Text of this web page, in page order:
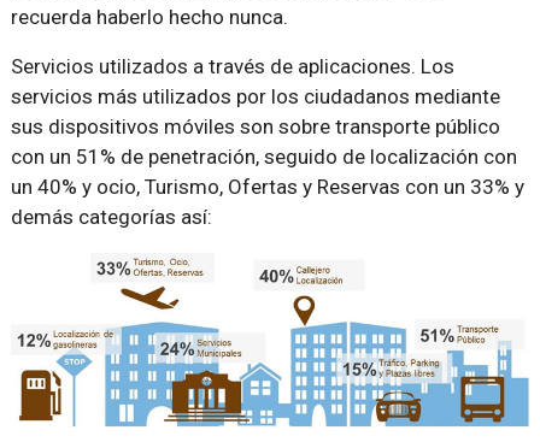
recuerda haberlo hecho nunca.
Servicios utilizados a través de aplicaciones. Los
servicios más utilizados por los ciudadanos mediante
sus dispositivos móviles son sobre transporte público
con un 51% de penetración, seguido de localización con
un 40% y ocio, Turismo, Ofertas y Reservas con un 33% y
demás categorías así: